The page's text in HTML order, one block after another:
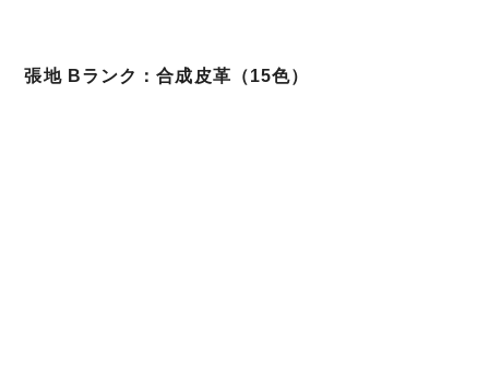
張地 Bランク：合成皮革（15色）